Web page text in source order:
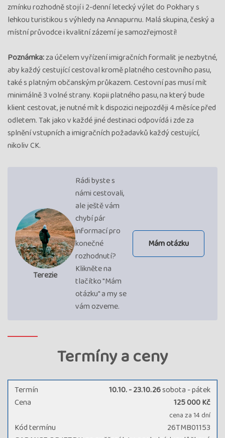
zmínku rozhodně stojí i 2-denní letecký výlet do Pokhary s
lehkou turistikou s výhledy na Annapurnu. Malá skupina, český a
místní průvodce i kvalitní zázemí je samozřejmostí!
Poznámka:za účelem vyřízení imigračních formalit je nezbytné,
aby každý cestující cestoval kromě platného cestovního pasu,
také s platným občanským průkazem. Cestovní pas musí mít
minimálně 3 volné strany. Kopii platného pasu, na který bude
klient cestovat, je nutné mít k dispozici nejpozději 4 měsíce před
odletem. Tak jako v každé jiné destinaci odpovídá i zde za
splnění vstupních a imigračních požadavků každý cestující,
nikoliv CK.
Terezie
Rádi byste s
námi cestovali,
ale ještě vám
chybí pár
informací pro
konečné
rozhodnutí?
Klikněte na
tlačítko "Mám
otázku" a my se
vám ozveme.
Mám otázku
Termíny a ceny
Termín 10.10. - 23.10.26sobota - pátek
Kód termínu 26TMB01153
Cena 125 000 Kč
cena za 14 dní